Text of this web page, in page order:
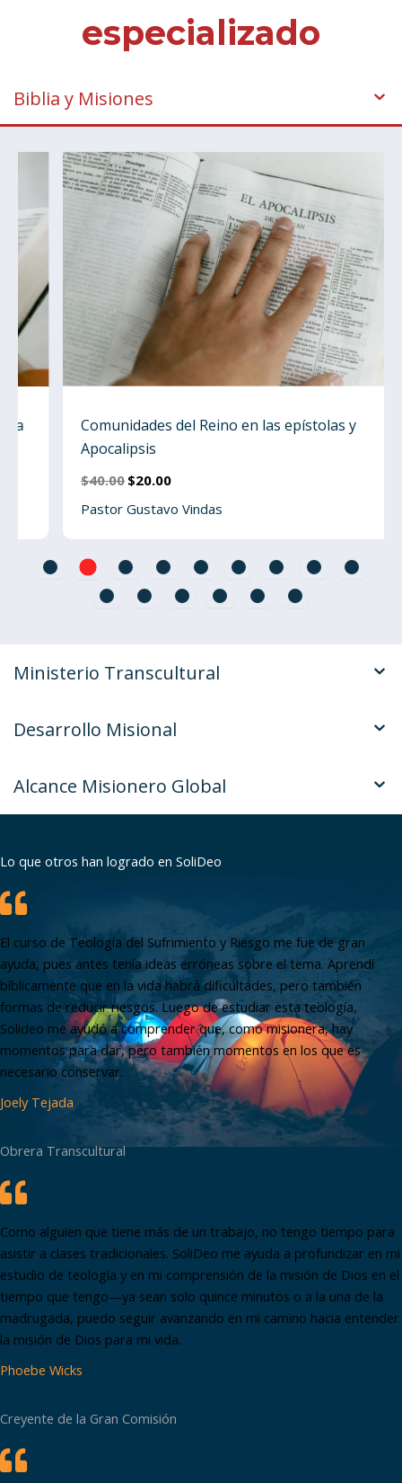
especializado
Biblia y Misiones
Comunidades del Reino en las epístolas y
Apocalipsis
40.00 El
original
$20.00El
actual
Pastor Gustavo Vindas
Ministerio Transcultural
Desarrollo Misional
Alcance Misionero Global
Lo que otros han logrado en SoliDeo
El curso de Teología del Sufrimiento y Riesgo me fue de gran
ayuda, pues antes tenía ideas erróneas sobre el tema. Aprendí
bíblicamente que en la vida habrá dificultades, pero también
formas de reducir riesgos. Luego de estudiar esta teología,
Solideo me ayudó a comprender que, como misionera, hay
momentos para dar, pero también momentos en los que es
necesario conservar.
Joely Tejada
Obrera Transcultural
Como alguien que tiene más de un trabajo, no tengo tiempo para
asistir a clases tradicionales. SoliDeo me ayuda a profundizar en mi
estudio de teología y en mi comprensión de la misión de Dios en el
tiempo que tengo—ya sean solo quince minutos o a la una de la
madrugada, puedo seguir avanzando en mi camino hacia entender
la misión de Dios para mi vida.
Phoebe Wicks
Creyente de la Gran Comisión